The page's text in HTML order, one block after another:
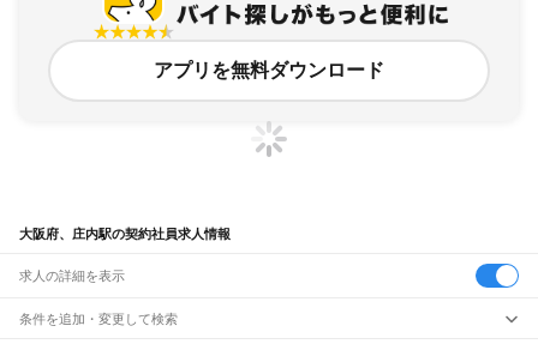
アプリを無料ダウンロード
大阪府、庄内駅の契約社員求人情報
求人の詳細を表示
条件を追加・変更して検索